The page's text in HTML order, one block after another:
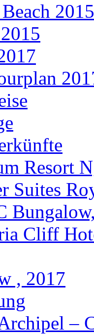
2015
Resort
Suites
Cliff
, 2017
–